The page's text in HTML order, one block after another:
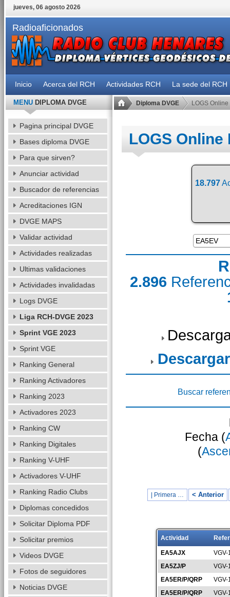
jueves, 06 agosto 2026
Radioaficionados
Inicio Acerca del RCH Actividades RCH La sede del RCH
Diploma DVGE LOGS Online
LOGS Online
18.797
2.896
Buscar
Fecha (
(
| Primera … < Anterior
Actividad
EA5AJX
VGV-
EA5ZJ/P
VGV-
EA5ER/P/QRP
VGV-
EA5ER/P/QRP
VGV-
MENUDIPLOMA DVGE
Pagina principal DVGE
Bases diploma DVGE
Para que sirven?
Anunciar actividad
Buscador de referencias
Acreditaciones IGN
DVGE MAPS
Validar actividad
Actividades realizadas
Ultimas validaciones
Actividades invalidadas
Logs DVGE
Liga RCH-DVGE 2023
Sprint VGE 2023
Sprint VGE
Ranking General
Ranking Activadores
Ranking 2023
Activadores 2023
Ranking CW
Ranking Digitales
Ranking V-UHF
Activadores V-UHF
Ranking Radio Clubs
Diplomas concedidos
Solicitar Diploma PDF
Solicitar premios
Videos DVGE
Fotos de seguidores
Noticias DVGE